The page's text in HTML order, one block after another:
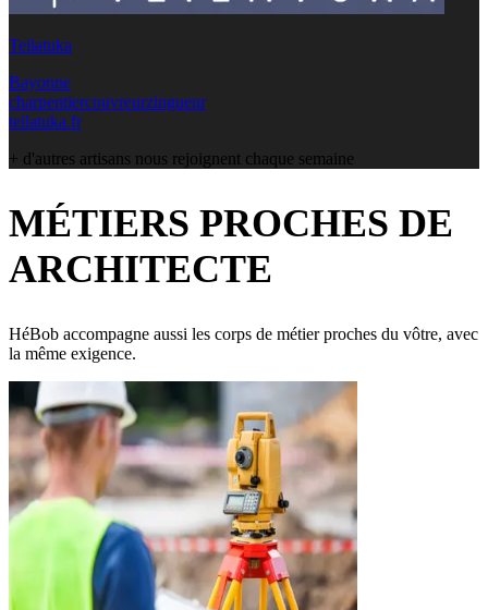
Teilatuka
Bayonne
charpentiercouvreurzingueur
teilatuka.fr
+ d'autres artisans nous rejoignent chaque semaine
MÉTIERS PROCHES DE
ARCHITECTE
HéBob accompagne aussi les corps de métier proches du vôtre, avec
la même exigence.